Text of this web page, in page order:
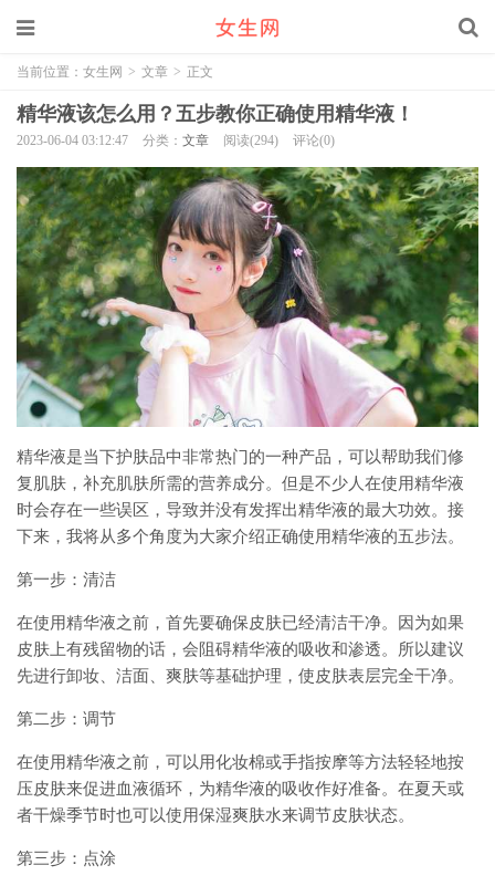
当前位置： 女生网 > 文章 > 正文
精华液该怎么用？五步教你正确使用精华液！
2023-06-04 03:12:47 分类： 文章 阅读(294) 评论(0)
精华液是当下护肤品中非常热门的一种产品，可以帮助我们修
复肌肤，补充肌肤所需的营养成分。但是不少人在使用精华液
时会存在一些误区，导致并没有发挥出精华液的最大功效。接
下来，我将从多个角度为大家介绍正确使用精华液的五步法。
第一步：清洁
在使用精华液之前，首先要确保皮肤已经清洁干净。因为如果
皮肤上有残留物的话，会阻碍精华液的吸收和渗透。所以建议
先进行卸妆、洁面、爽肤等基础护理，使皮肤表层完全干净。
第二步：调节
在使用精华液之前，可以用化妆棉或手指按摩等方法轻轻地按
压皮肤来促进血液循环，为精华液的吸收作好准备。在夏天或
者干燥季节时也可以使用保湿爽肤水来调节皮肤状态。
第三步：点涂